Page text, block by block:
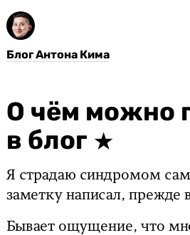
Блог Антона Кима
О чём можно
в блог
Я страдаю синдромом
заметку написал, прежде
Бывает ощущение, что